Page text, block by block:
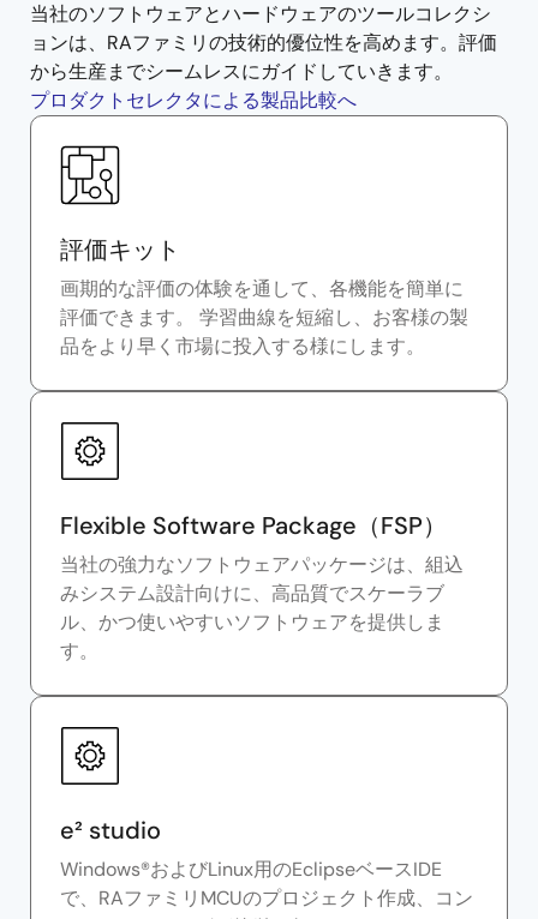
当社のソフトウェアとハードウェアのツールコレクシ
ョンは、RAファミリの技術的優位性を高めます。評価
から生産までシームレスにガイドしていきます。
プロダクトセレクタによる製品比較へ
評価キット
画期的な評価の体験を通して、各機能を簡単に
評価できます。 学習曲線を短縮し、お客様の製
品をより早く市場に投入する様にします。
Flexible Software Package（FSP）
当社の強力なソフトウェアパッケージは、組込
みシステム設計向けに、高品質でスケーラブ
ル、かつ使いやすいソフトウェアを提供しま
す。
e² studio
Windows®およびLinux用のEclipseベースIDE
で、RAファミリMCUのプロジェクト作成、コン